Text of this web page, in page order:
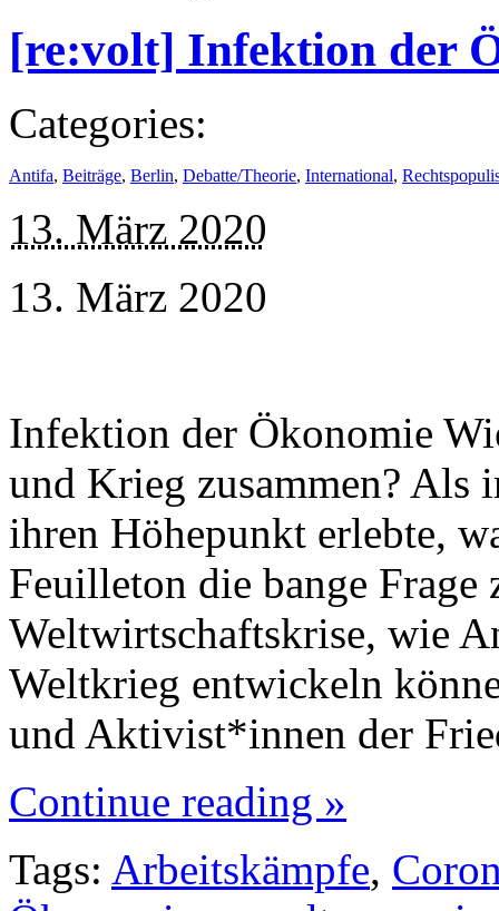
[re:volt] Infektion der
Categories:
Antifa, Beiträge, Berlin, Debatte/Theorie, International,
13. März 2020
13. März 2020
Infektion der Ökonomie
und Krieg zusammen? Als
ihren Höhepunkt erlebte,
Feuilleton die bange Frage
Weltwirtschaftskrise, wie
Weltkrieg entwickeln
und Aktivist*innen der
Continue reading »
Tags: Arbeitskämpfe,